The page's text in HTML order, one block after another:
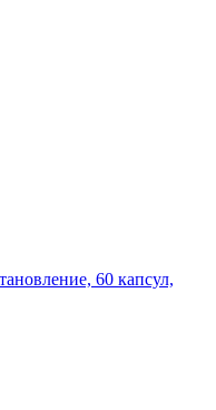
60 капсул,